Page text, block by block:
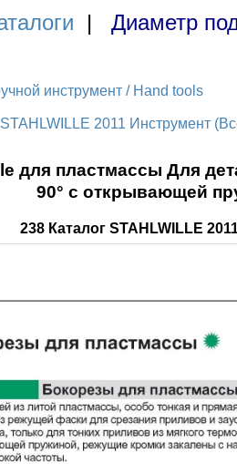
| Диаметр
инструмент / Hand tools
STAHLWILLE 2011 Инструмент
для пластмассы Для
90° с открывающей
238 Каталог STAHLWILLE